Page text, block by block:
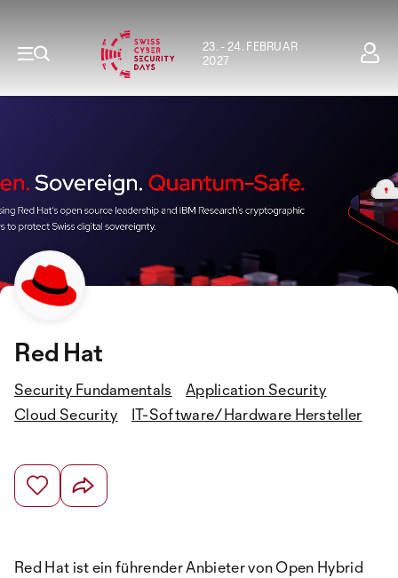
23. - 24. FEBRUAR
2027
Red Hat
Security Fundamentals
Application Security
Cloud Security
IT-Software/Hardware Hersteller
Red Hat ist ein führender Anbieter von Open Hybrid